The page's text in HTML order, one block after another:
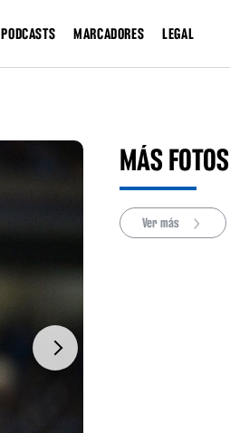
PODCASTS MARCADORES LEGAL
Next
MÁS FOTOS
Ver más